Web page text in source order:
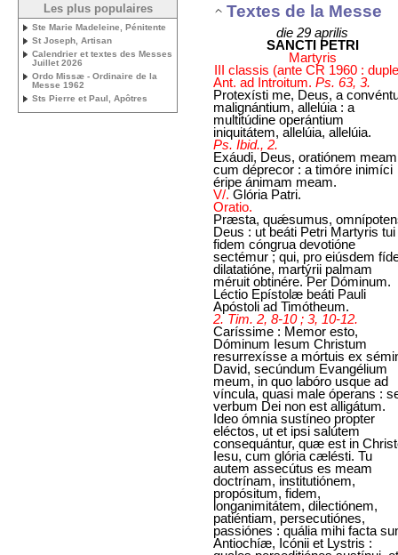
Textes de la Messe
die 29 aprilis
SANCTI PETRI
Martyris
III classis (ante CR 1960 :
Ant. ad Introitum. Ps. 63, 3.
Protexísti me, Deus, a
malignántium, allelúia : a
multitúdine operántium
iniquitátem, allelúia, allelúia.
Ps. Ibid., 2.
Exáudi, Deus, oratiónem
cum déprecor : a timóre inimíci
éripe ánimam meam.
V/.Glória Patri.
Oratio.
Præsta, quǽsumus,
Deus : ut beáti Petri Martyris tui
fidem cóngrua devotióne
sectémur ; qui, pro eiúsdem
dilatatióne, martýrii palmam
méruit obtinére. Per Dóminum.
Léctio Epístolæ beáti Pauli
Apóstoli ad Timótheum.
2. Tim. 2, 8-10 ; 3, 10-12.
Caríssime : Memor esto,
Dóminum Iesum Christum
resurrexísse a mórtuis ex
David, secúndum Evangélium
meum, in quo labóro usque ad
víncula, quasi male óperans :
verbum Dei non est alligátum.
Ideo ómnia sustíneo propter
eléctos, ut et ipsi salútem
consequántur, quæ est in
Iesu, cum glória cælésti. Tu
autem assecútus es meam
doctrínam, institutiónem,
propósitum, fidem,
longanimitátem, dilectiónem,
patiéntiam, persecutiónes,
passiónes : quália mihi facta
Antiochíæ, Icónii et Lystris :
Les plus populaires
Ste Marie Madeleine, Pénitente
St Joseph, Artisan
Calendrier et textes des Messes
Juillet 2026
Ordo Missæ - Ordinaire de la
Messe 1962
Sts Pierre et Paul, Apôtres